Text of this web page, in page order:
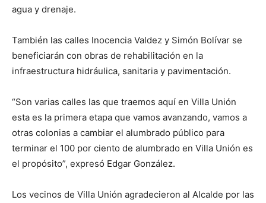
agua y drenaje.
También las calles Inocencia Valdez y Simón Bolívar se
beneficiarán con obras de rehabilitación en la
infraestructura hidráulica, sanitaria y pavimentación.
“Son varias calles las que traemos aquí en Villa Unión
esta es la primera etapa que vamos avanzando, vamos a
otras colonias a cambiar el alumbrado público para
terminar el 100 por ciento de alumbrado en Villa Unión es
el propósito”, expresó Edgar González.
Los vecinos de Villa Unión agradecieron al Alcalde por las